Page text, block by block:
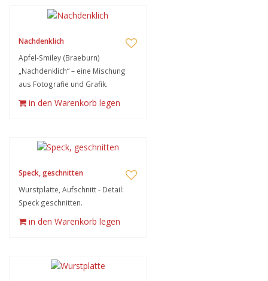
Nachdenklich
Apfel-Smiley (Braeburn)
„Nachdenklich“ – eine Mischung
aus Fotografie und Grafik.
in den Warenkorb legen
Speck, geschnitten
Wurstplatte, Aufschnitt - Detail:
Speck geschnitten.
in den Warenkorb legen